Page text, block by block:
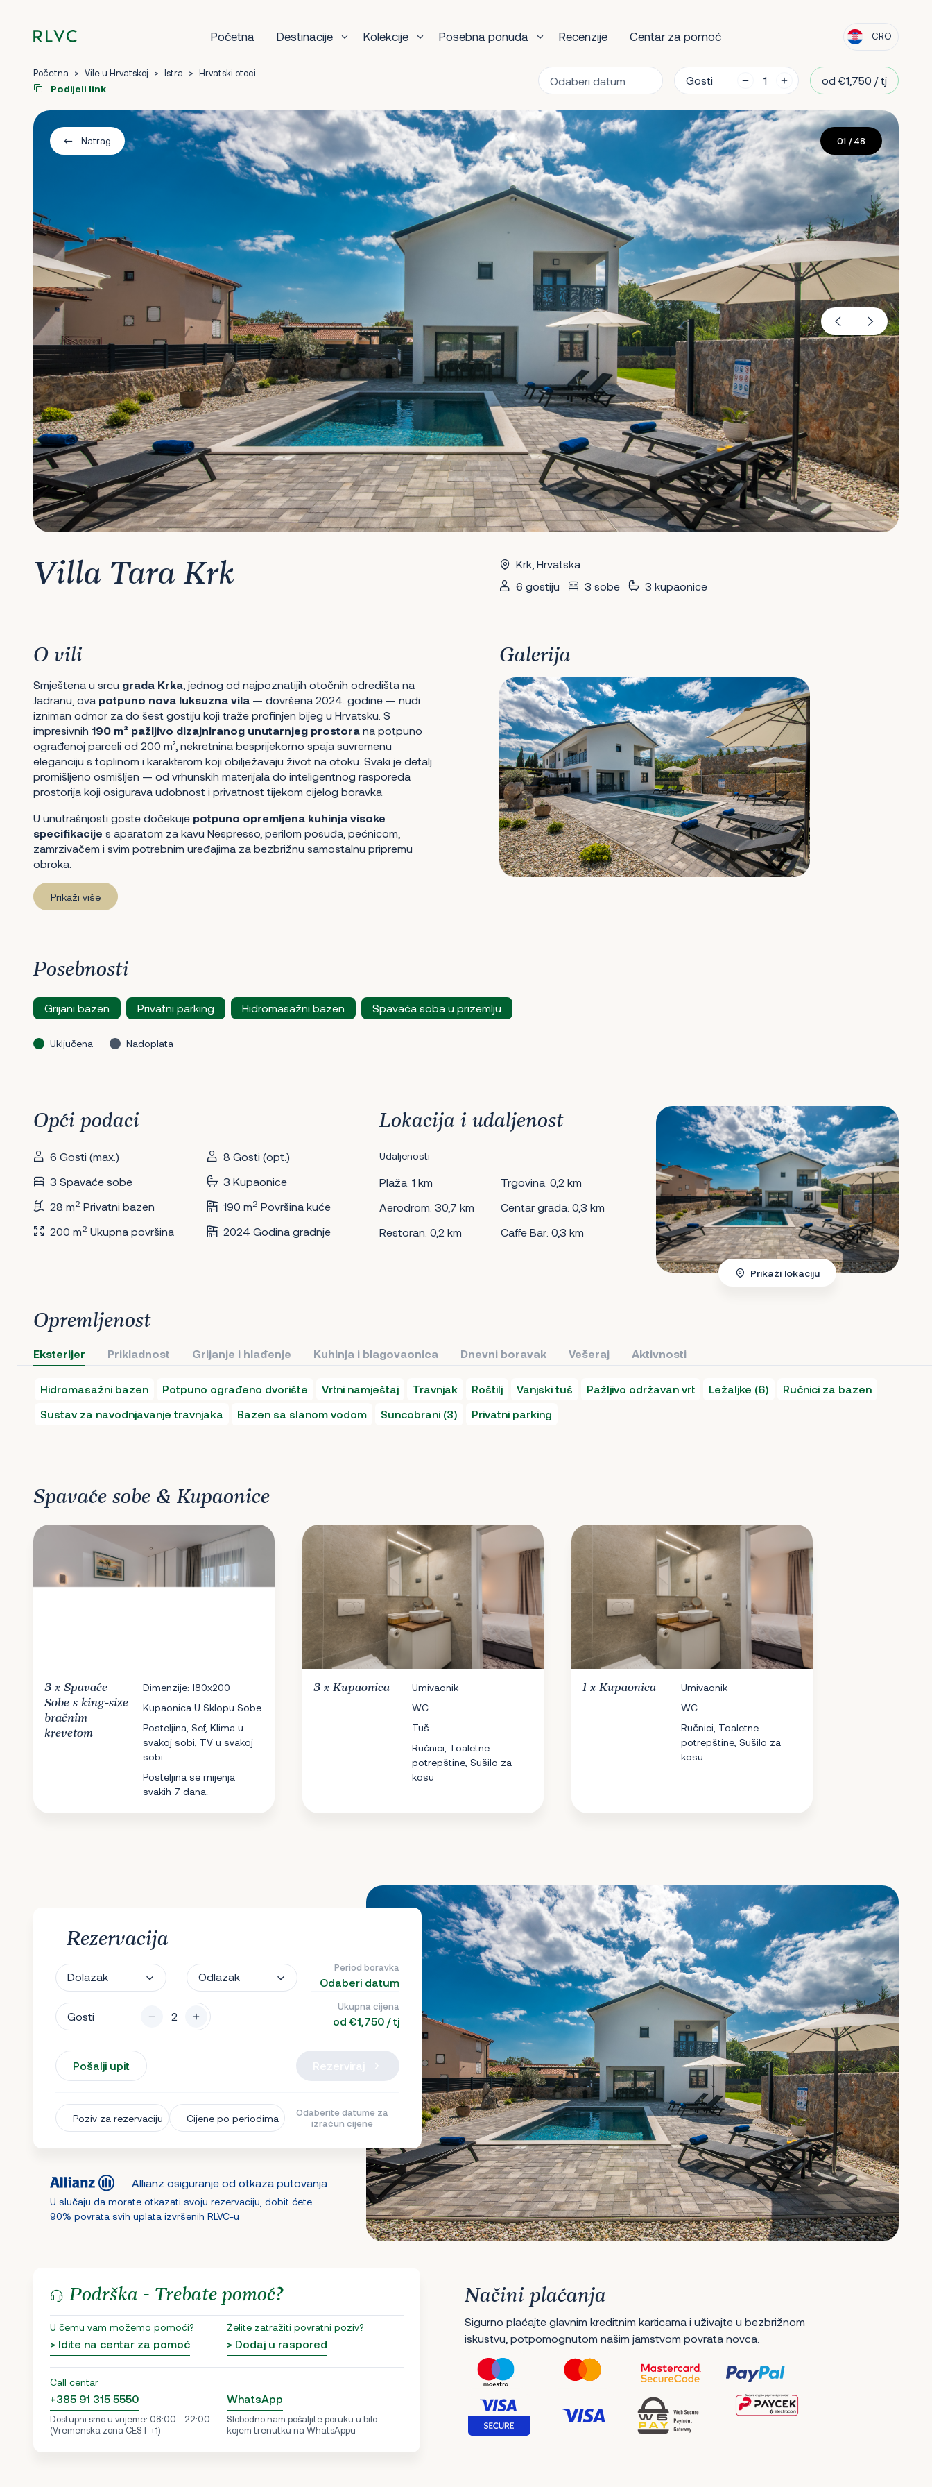
Početna Destinacije Kolekcije Posebna ponuda Recenzije Centar za pomoć CRO
Početna > Vile u Hrvatskoj > Istra > Hrvatski otoci
Podijeli link
Gosti od €1,750 / tj
Natrag 01 / 48
Villa Tara Krk
Krk, Hrvatska
6 gostiju
3 sobe 3 kupaonice
O vili
Smještena u srcu grada Krka , jednog od najpoznatijih otočnih odredišta na
Jadranu, ova potpuno nova luksuzna vila — dovršena 2024. godine — nudi
izniman odmor za do šest gostiju koji traže profinjen bijeg u Hrvatsku. S
impresivnih 190 m² pažljivo dizajniranog unutarnjeg prostora na potpuno
ograđenoj parceli od 200 m², nekretnina besprijekorno spaja suvremenu
eleganciju s toplinom i karakterom koji obilježavaju život na otoku. Svaki je detalj
promišljeno osmišljen — od vrhunskih materijala do inteligentnog rasporeda
prostorija koji osigurava udobnost i privatnost tijekom cijelog boravka.
U unutrašnjosti goste dočekuje potpuno opremljena kuhinja visoke
specifikacije s aparatom za kavu Nespresso, perilom posuđa, pećnicom,
zamrzivačem i svim potrebnim uređajima za bezbrižnu samostalnu pripremu
obroka.
Prikaži više
Galerija
Posebnosti
Grijani bazen Privatni parking Hidromasažni bazen Spavaća soba u prizemlju
Uključena Nadoplata
Opći podaci
6 Gosti (max.)
8 Gosti (opt.)
3 Spavaće sobe
3 Kupaonice
28 m2 Privatni bazen 190 m2 Površina kuće
200 m2 Ukupna površina 2024 Godina gradnje
Lokacija i udaljenost
Udaljenosti
Plaža: 1 km
Trgovina: 0,2 km
Aerodrom: 30,7 km
Centar grada: 0,3 km
Restoran: 0,2 km
Caffe Bar: 0,3 km
Prikaži lokaciju
Opremljenost
Eksterijer Prikladnost Grijanje i hlađenje Kuhinja i blagovaonica Dnevni boravak Vešeraj Aktivnosti
Hidromasažni bazen Potpuno ograđeno dvorište Vrtni namještaj Travnjak Roštilj Vanjski tuš Pažljivo održavan vrt Ležaljke (6)
Ručnici za bazen
Sustav za navodnjavanje travnjaka
Bazen sa slanom vodom Suncobrani (3) Privatni parking
Spavaće sobe & Kupaonice
3 x Spavaće
Sobe s king-size
bračnim
krevetom
Dimenzije: 180x200
Kupaonica U Sklopu Sobe
Posteljina, Sef, Klima u
svakoj sobi, TV u svakoj
sobi
Posteljina se mijenja
svakih 7 dana.
3 x Kupaonica
Umivaonik
WC
Tuš
Ručnici, Toaletne
potrepštine, Sušilo za
kosu
1 x Kupaonica
Umivaonik
WC
Ručnici, Toaletne
potrepštine, Sušilo za
kosu
Rezervacija
Dolazak Odlazak
Period boravka
Odaberi datum
Gosti
Ukupna cijena
od €1,750 / tj
Pošalji upit
Poziv za rezervaciju Cijene po periodima
Odaberite datume za
izračun cijene
Allianz osiguranje od otkaza putovanja
U slučaju da morate otkazati svoju rezervaciju, dobit ćete
90% povrata svih uplata izvršenih RLVC-u
Podrška - Trebate pomoć?
U čemu vam možemo pomoći?
> Idite na centar za pomoć
Želite zatražiti povratni poziv?
> Dodaj u raspored
Call centar
+385 91 315 5550
Dostupni smo u vrijeme: 08:00 - 22:00
(Vremenska zona CEST +1)
WhatsApp
Slobodno nam pošaljite poruku u bilo
kojem trenutku na WhatsAppu
Načini plaćanja
Sigurno plaćajte glavnim kreditnim karticama i uživajte u bezbrižnom
iskustvu, potpomognutom našim jamstvom povrata novca.